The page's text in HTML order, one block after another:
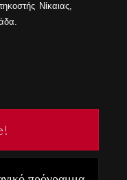
Νίκαιας,